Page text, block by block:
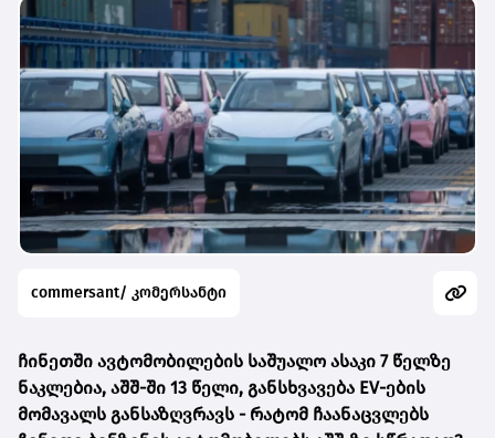
commersant/ კომერსანტი
ჩინეთში ავტომობილების საშუალო ასაკი 7 წელზე
ნაკლებია, აშშ-ში 13 წელი, განსხვავება EV-ების
მომავალს განსაზღვრავს - რატომ ჩაანაცვლებს